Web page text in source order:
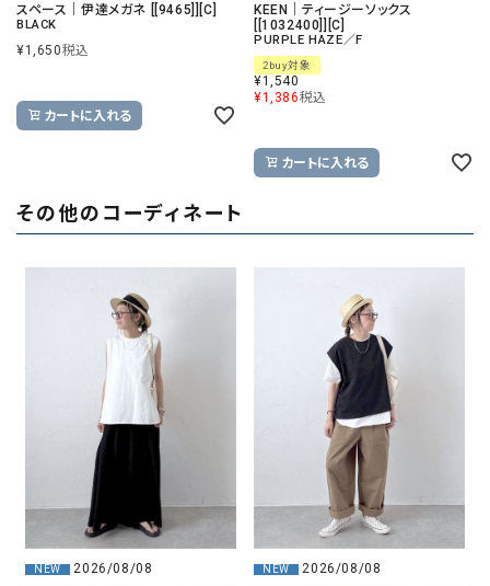
スペース｜伊達メガネ [[9465]][C]
BLACK
¥1,650税込
カートに入れる
KEEN｜ティージーソックス
[[1032400]][C]
PURPLE HAZE／F
2buy対象
¥1,540
¥1,386税込
カートに入れる
その他のコーディネート
NEW 2026/08/08 NEW 2026/08/08